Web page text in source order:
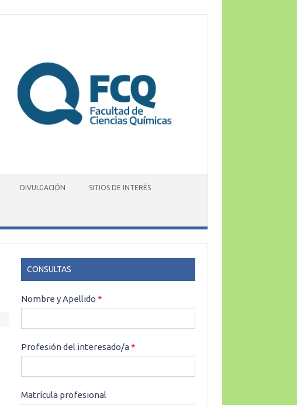
DIVULGACIÓN SITIOS DE INTERÉS
CONSULTAS
CONSULTAS
Nombre y Apellido*
Profesión del interesado/a*
Matrícula profesional